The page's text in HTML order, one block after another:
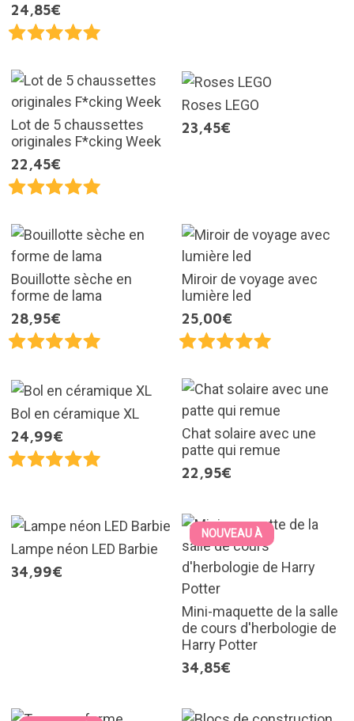
24,85€
Lot de 5 chaussettes
originales F*cking Week
22,45€
Roses LEGO
23,45€
Bouillotte sèche en
forme de lama
28,95€
Miroir de voyage avec
lumière led
25,00€
Bol en céramique XL
24,99€
Chat solaire avec une
patte qui remue
22,95€
Lampe néon LED Barbie
34,99€
NOUVEAU À
Mini-maquette de la salle
de cours d'herbologie de
Harry Potter
34,85€